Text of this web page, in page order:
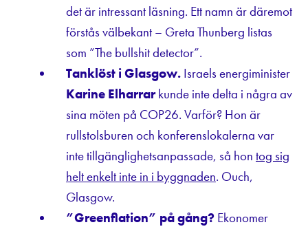
det är intressant läsning. Ett namn är däremot
förstås välbekant – Greta Thunberg listas
som ”The bullshit detector”.
Tanklöst i Glasgow. Israels energiminister
Karine Elharrarkunde inte delta i några av
sina möten på COP26. Varför? Hon är
rullstolsburen och konferenslokalerna var
inte tillgänglighetsanpassade, så hon tog sig
helt enkelt inte in i byggnaden. Ouch,
Glasgow.
”Greenflation” på gång? Ekonomer